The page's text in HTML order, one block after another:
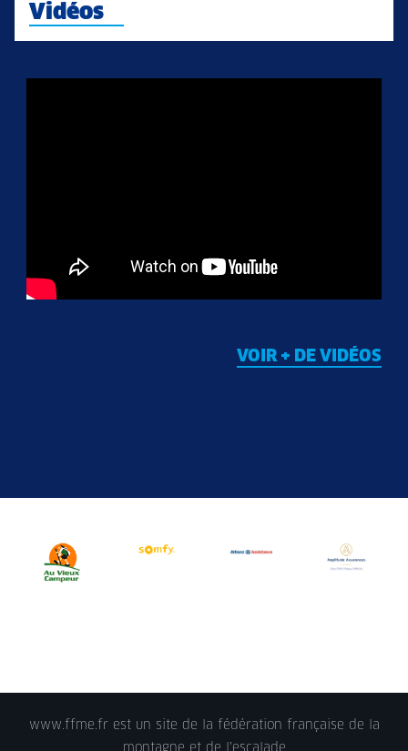
Vidéos
VOIR + DE VIDÉOS
www.ffme.fr est un site de la fédération française de la
montagne et de l'escalade